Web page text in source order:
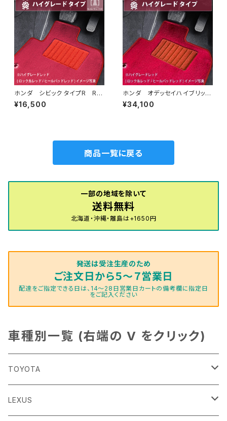
ホンダ シビック タイプR R4/
9〜 FL5 フロアマット一式
カーマット ハイグレードタイプ
¥16,500
ホンダ オデッセイハイブリッ
ド R5/12～ RC5 フロアマ
ット一式 カーマット ハイグレ
¥34,100
商品一覧に戻る
一部の地域を除いて
送料無料
北海道・沖縄・離島は+1650円
発送は受注生産のため
ご注文日から５～７営業日
配達をご指定できる日は、14～28日営業日カートの備考欄に指定日
をご記入ください
車種別一覧 (右端の V をクリック)
TOYOTA
86
LEXUS